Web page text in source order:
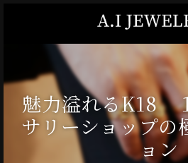
魅力溢れるK18
サリーショップの
ョン